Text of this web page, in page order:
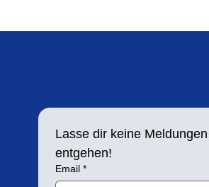
Lasse dir keine
entgehen!
Email *